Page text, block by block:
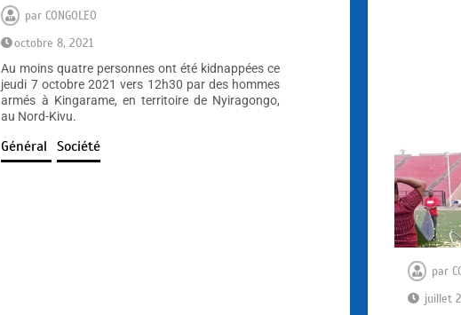
parCONGOLEO
octobre 8, 2021
Au moins quatre personnes ont été kidnappées ce
jeudi 7 octobre 2021 vers 12h30 par des hommes
armés à Kingarame, en territoire de Nyiragongo,
au Nord-Kivu.
Général Société
par
juillet